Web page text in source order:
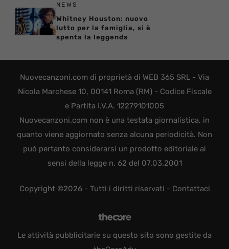
NEWS
Whitney Houston: nuovo
lutto per la famiglia, si è
spenta la leggenda
Nuovecanzoni.com di proprietà di WEB 365 SRL - Via
Nicola Marchese 10, 00141 Roma (RM) - Codice Fiscale
e Partita I.V.A. 12279101005
Nuovecanzoni.com non è una testata giornalistica, in
quanto viene aggiornato senza alcuna periodicità. Non
può pertanto considerarsi un prodotto editoriale ai
sensi della legge n. 62 del 07.03.2001
Copyright ©2026 - Tutti i diritti riservati - Contattaci
Le attività pubblicitarie su questo sito sono gestite da